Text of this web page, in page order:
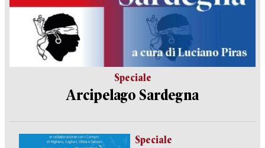
Speciale
Arcipelago Sardegna
Speciale